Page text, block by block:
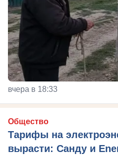
вчера в 18:33
Общество
Тарифы на
вырасти: Санду и